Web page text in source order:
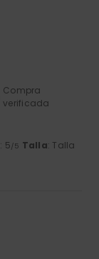
Compra
verificada
: 5/5 Talla: Talla